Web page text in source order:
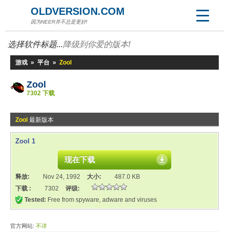
OLDVERSION.COM
因为NEER并不总是更好!
选择软件标题...降级到你爱的版本!
游戏 » 平台 » Zool
Zool
7302 下载
Zool 最新版本
Zool 1
现在下载
释放: Nov 24, 1992 大小:
487.0 KB
下载 :
7302
评级:
Tested: Free from spyware, adware and viruses
官方网站: 不详